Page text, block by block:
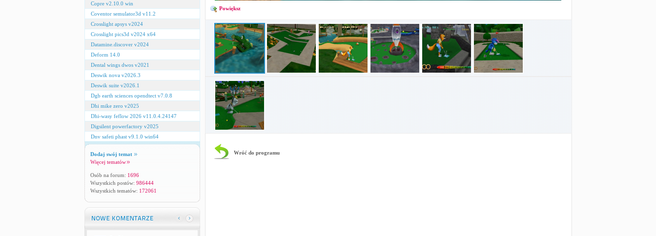
Copre v2.10.0 win
Coventor semulator3d v11.2
Crosslight apsys v2024
Crosslight pics3d v2024 x64
Datamine.discover v2024
Deform 14.0
Dental wings dwos v2021
Deswik nova v2026.3
Deswik suite v2026.1
Dgb earth sciences opendtect v7.0.8
Dhi mike zero v2025
Dhi-wasy feflow 2026 v11.0.4.24147
Digsilent powerfactory v2025
Dnv safeti phast v9.1.0 win64
Dodaj swój temat
Więcej tematów
Osób na forum: 1696
Wszystkich postów: 986444
Wszystkich tematów: 172061
Powiększ
Wróć do programu